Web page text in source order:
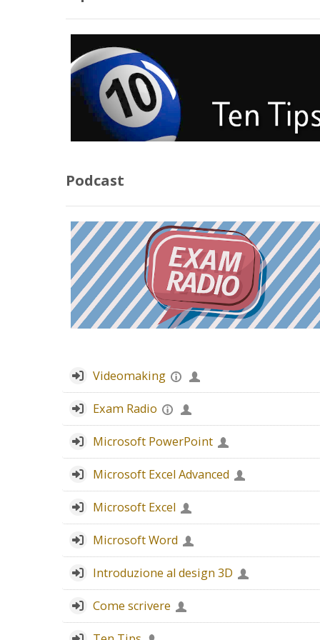
Podcast
Videomaking
Exam Radio
Microsoft PowerPoint
Microsoft Excel Advanced
Microsoft Excel
Microsoft Word
Introduzione al design 3D
Come scrivere